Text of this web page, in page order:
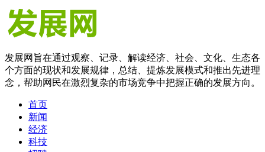
发展网旨在通过观察、记录、解读经济、社会、文化、生态各
个方面的现状和发展规律，总结、提炼发展模式和推出先进理
念，帮助网民在激烈复杂的市场竞争中把握正确的发展方向。
首页
新闻
经济
科技